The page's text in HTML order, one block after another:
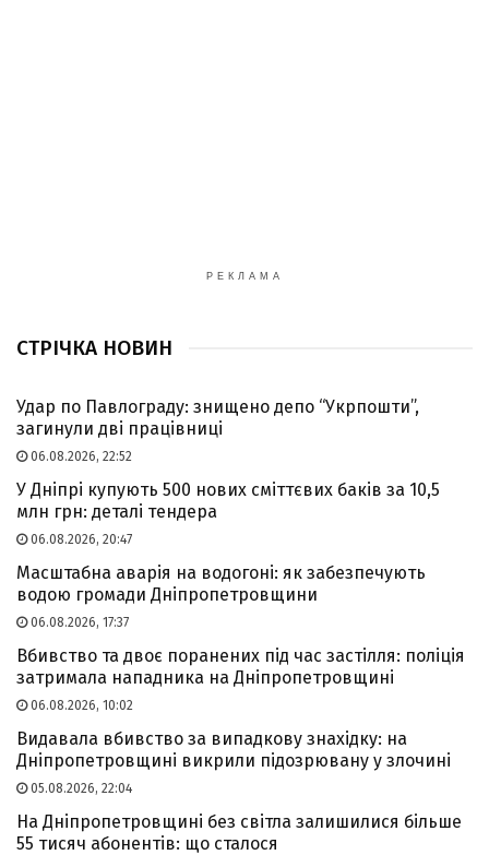
РЕКЛАМА
СТРІЧКА НОВИН
Удар по Павлограду: знищено депо “Укрпошти”,
загинули дві працівниці
06.08.2026, 22:52
У Дніпрі купують 500 нових сміттєвих баків за 10,5
млн грн: деталі тендера
06.08.2026, 20:47
Масштабна аварія на водогоні: як забезпечують
водою громади Дніпропетровщини
06.08.2026, 17:37
Вбивство та двоє поранених під час застілля: поліція
затримала нападника на Дніпропетровщині
06.08.2026, 10:02
Видавала вбивство за випадкову знахідку: на
Дніпропетровщині викрили підозрювану у злочині
05.08.2026, 22:04
На Дніпропетровщині без світла залишилися більше
55 тисяч абонентів: що сталося